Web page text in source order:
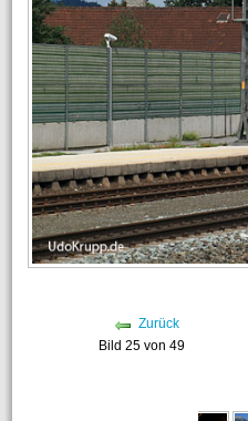
Zurück
Bild 25 von 49